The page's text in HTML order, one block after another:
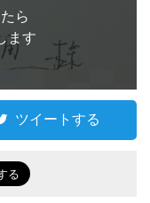
ら
ます
ツイートする